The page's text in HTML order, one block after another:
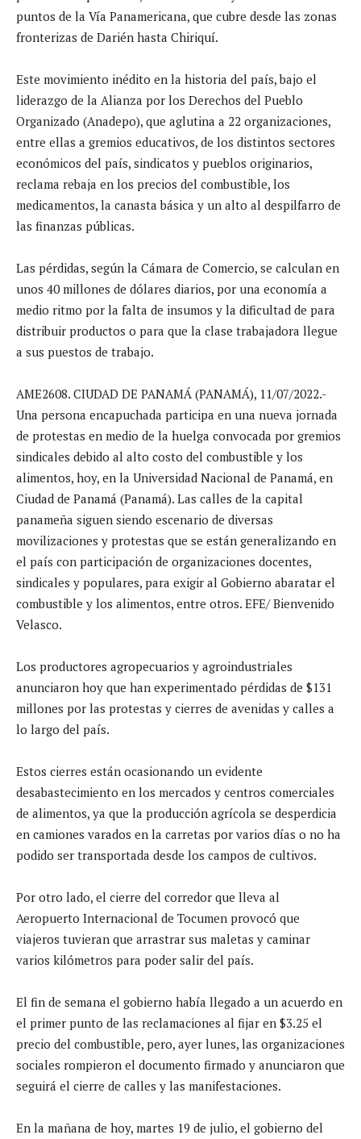
puntos de la Vía Panamericana, que cubre desde las zonas
fronterizas de Darién hasta Chiriquí.
Este movimiento inédito en la historia del país, bajo el
liderazgo de la Alianza por los Derechos del Pueblo
Organizado (Anadepo), que aglutina a 22 organizaciones,
entre ellas a gremios educativos, de los distintos sectores
económicos del país, sindicatos y pueblos originarios,
reclama rebaja en los precios del combustible, los
medicamentos, la canasta básica y un alto al despilfarro de
las finanzas públicas.
Las pérdidas, según la Cámara de Comercio, se calculan en
unos 40 millones de dólares diarios, por una economía a
medio ritmo por la falta de insumos y la dificultad de para
distribuir productos o para que la clase trabajadora llegue
a sus puestos de trabajo.
AME2608. CIUDAD DE PANAMÁ (PANAMÁ), 11/07/2022.-
Una persona encapuchada participa en una nueva jornada
de protestas en medio de la huelga convocada por gremios
sindicales debido al alto costo del combustible y los
alimentos, hoy, en la Universidad Nacional de Panamá, en
Ciudad de Panamá (Panamá). Las calles de la capital
panameña siguen siendo escenario de diversas
movilizaciones y protestas que se están generalizando en
el país con participación de organizaciones docentes,
sindicales y populares, para exigir al Gobierno abaratar el
combustible y los alimentos, entre otros. EFE/ Bienvenido
Velasco.
Los productores agropecuarios y agroindustriales
anunciaron hoy que han experimentado pérdidas de $131
millones por las protestas y cierres de avenidas y calles a
lo largo del país.
Estos cierres están ocasionando un evidente
desabastecimiento en los mercados y centros comerciales
de alimentos, ya que la producción agrícola se desperdicia
en camiones varados en la carretas por varios días o no ha
podido ser transportada desde los campos de cultivos.
Por otro lado, el cierre del corredor que lleva al
Aeropuerto Internacional de Tocumen provocó que
viajeros tuvieran que arrastrar sus maletas y caminar
varios kilómetros para poder salir del país.
El fin de semana el gobierno había llegado a un acuerdo en
el primer punto de las reclamaciones al fijar en $3.25 el
precio del combustible, pero, ayer lunes, las organizaciones
sociales rompieron el documento firmado y anunciaron que
seguirá el cierre de calles y las manifestaciones.
En la mañana de hoy, martes 19 de julio, el gobierno del